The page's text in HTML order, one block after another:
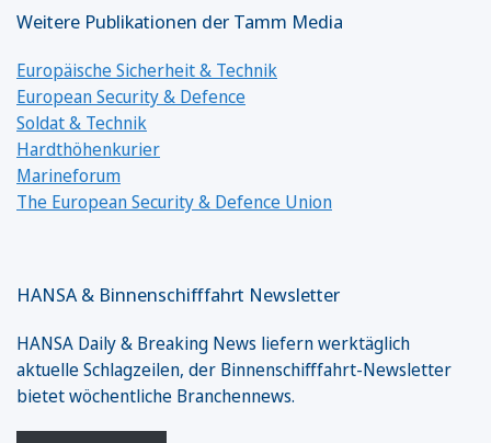
Weitere Publikationen der Tamm Media
Europäische Sicherheit & Technik
European Security & Defence
Soldat & Technik
Hardthöhenkurier
Marineforum
The European Security & Defence Union
HANSA & Binnenschifffahrt Newsletter
HANSA Daily & Breaking News liefern werktäglich
aktuelle Schlagzeilen, der Binnenschifffahrt-Newsletter
bietet wöchentliche Branchennews.